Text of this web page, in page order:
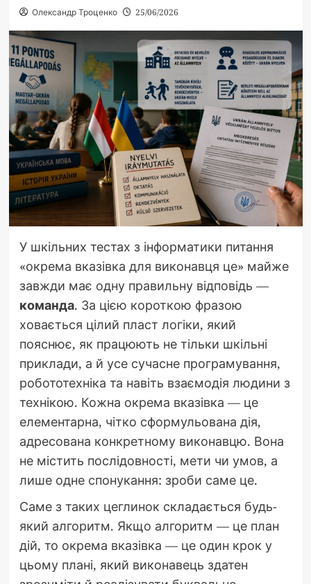
Олександр Троценко 25/06/2026
У шкільних тестах з інформатики питання
«окрема вказівка для виконавця це» майже
завжди має одну правильну відповідь —
команда. За цією короткою фразою
ховається цілий пласт логіки, який
пояснює, як працюють не тільки шкільні
приклади, а й усе сучасне програмування,
робототехніка та навіть взаємодія людини з
технікою. Кожна окрема вказівка — це
елементарна, чітко сформульована дія,
адресована конкретному виконавцю. Вона
не містить послідовності, мети чи умов, а
лише одне спонукання: зроби саме це.
Саме з таких цеглинок складається будь-
який алгоритм. Якщо алгоритм — це план
дій, то окрема вказівка — це один крок у
цьому плані, який виконавець здатен